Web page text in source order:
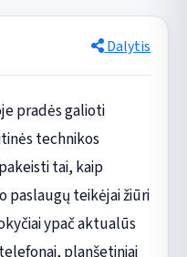
Dalytis
pradės galioti
technikos
tai, kaip
paslaugų teikėjai žiūri
ypač aktualūs
planšetiniai